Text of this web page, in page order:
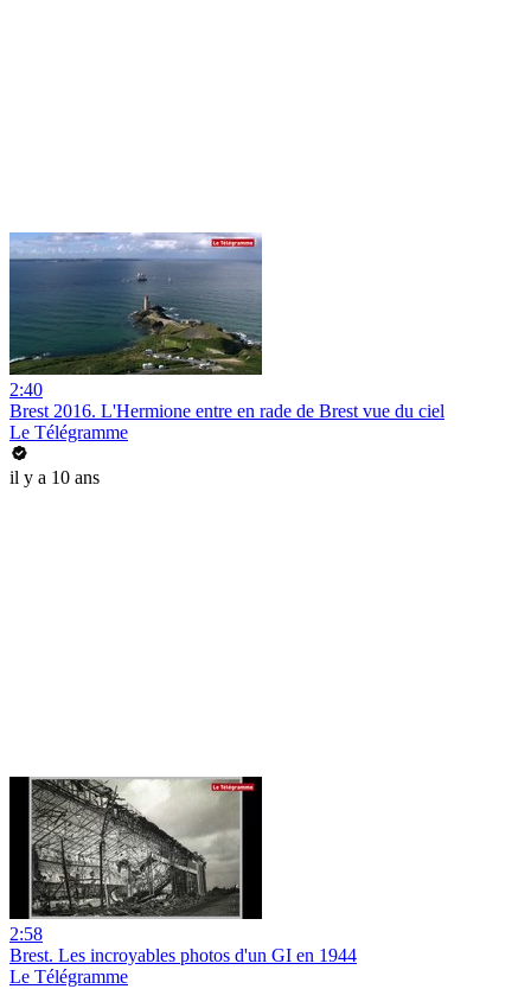
2:40
Brest 2016. L'Hermione entre en rade de Brest vue du ciel
Le Télégramme
il y a 10 ans
2:58
Brest. Les incroyables photos d'un GI en 1944
Le Télégramme